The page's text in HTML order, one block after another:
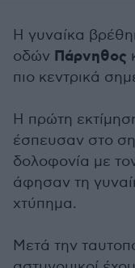
Η γυναίκα
οδών Πάρνηθος
πιο κεντρικά
Η πρώτη
έσπευσαν στο
δολοφονία με
άφησαν τη
χτύπημα.
Μετά την